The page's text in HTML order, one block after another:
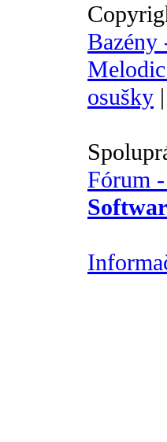
Bazény
osušky |
Fórum